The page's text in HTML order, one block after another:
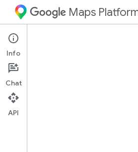
Maps
Web Services Distance
Guide
Info
Chat
API